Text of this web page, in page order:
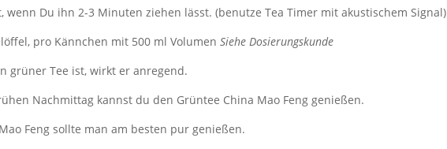
wenn Du ihn 2-3 Minuten ziehen lässt. (benutze Tea Timer mit akustischem Signal)
pro Kännchen mit 500 ml VolumenSiehe Dosierungskunde
grüner Tee ist, wirkt er anregend.
Nachmittag kannst du den Grüntee China Mao Feng genießen.
Feng sollte man am besten pur genießen.